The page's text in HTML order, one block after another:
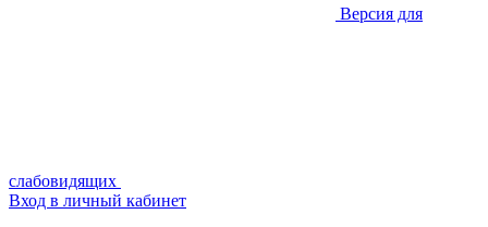
Версия для
слабовидящих
Вход в личный кабинет